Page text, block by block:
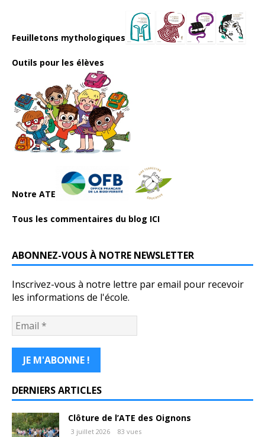
Feuilletons mythologiques
Outils pour les élèves
Notre ATE
Tous les commentaires du blog ICI
ABONNEZ-VOUS À NOTRE NEWSLETTER
Inscrivez-vous à notre lettre par email pour recevoir
les informations de l'école.
DERNIERS ARTICLES
Clôture de l’ATE des Oignons
3 juillet 2026 83 vues